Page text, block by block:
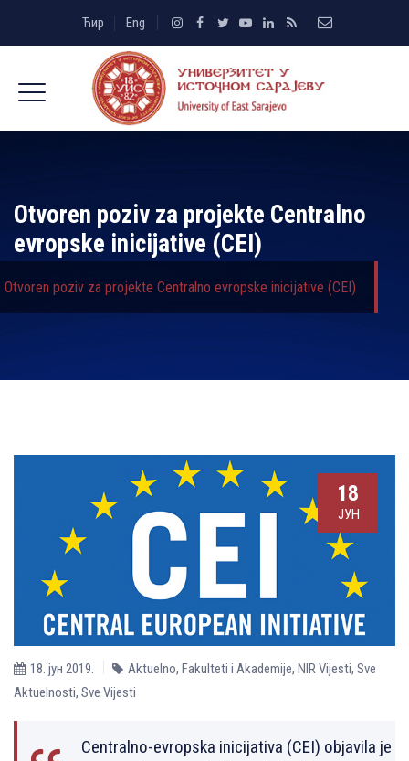
Ћир Eng
Otvoren poziv za projekte Centralno
evropske inicijative (CEI)
Otvoren poziv za projekte Centralno evropske inicijative (CEI)
18
ЈУН
18. јун 2019. Aktuelno, Fakulteti i Akademije, NIR Vijesti, Sve
Aktuelnosti, Sve Vijesti
Centralno-evropska inicijativa (CEI) objavila je